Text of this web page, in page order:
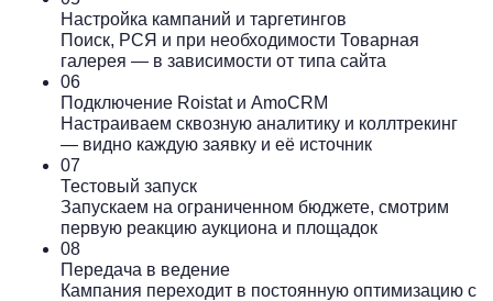
Настройка кампаний и таргетингов
Поиск, РСЯ и при необходимости Товарная
галерея — в зависимости от типа сайта
06
Подключение Roistat и AmoCRM
Настраиваем сквозную аналитику и коллтрекинг
— видно каждую заявку и её источник
07
Тестовый запуск
Запускаем на ограниченном бюджете, смотрим
первую реакцию аукциона и площадок
08
Передача в ведение
Кампания переходит в постоянную оптимизацию с